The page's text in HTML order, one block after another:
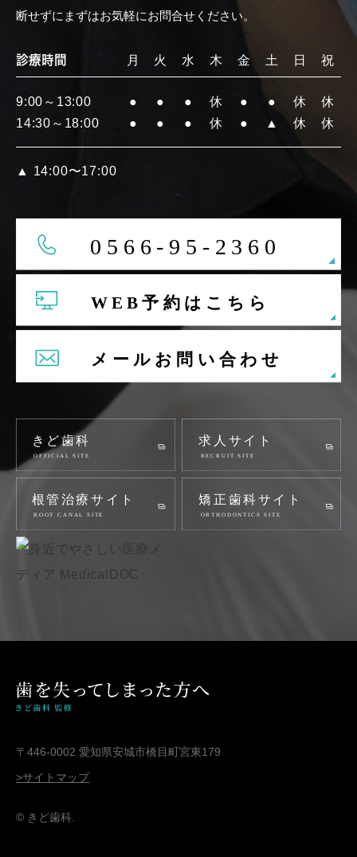
断せずにまずはお気軽にお問合せください。
診療時間 月 火 水 木 金 土 日 祝
9:00～13:00 ● ● ● 休 ● ● 休
休
14:30～18:00
● ● ● 休 ● ▲ 休 休
▲ 14:00〜17:00
〒446-0002 愛知県安城市橋目町宮東179
>サイトマップ
© きど歯科.